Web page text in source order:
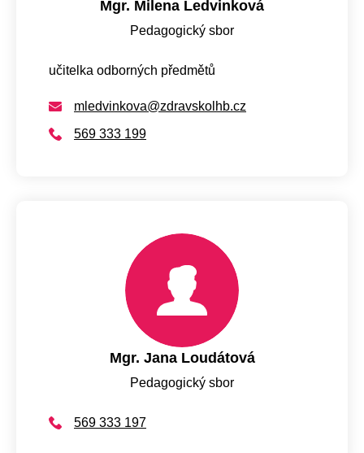
Mgr. Milena Ledvinková
Pedagogický sbor
učitelka odborných předmětů
mledvinkova@zdravskolhb.cz
569 333 199
Mgr. Jana Loudátová
Pedagogický sbor
569 333 197